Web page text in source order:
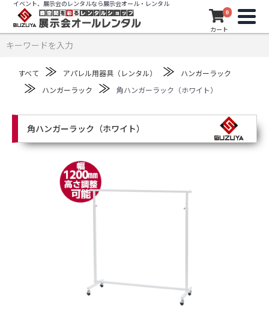
イベント、展示会のレンタルなら展示会オール・レンタル
0
カート
すべて ≫ アパレル用器具（レンタル） ≫ ハンガーラック
≫ ハンガーラック ≫ 角ハンガーラック（ホワイト）
角ハンガーラック（ホワイト）